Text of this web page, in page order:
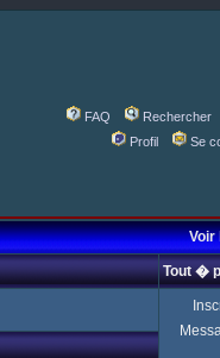
FAQ
Rechercher
Profil
Se
Voir
Tout �